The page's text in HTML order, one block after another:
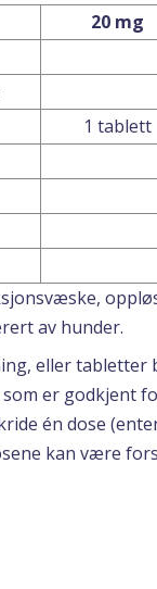
20 mg
1 tablett
av hunder.
eller tabletter
er godkjent
én dose
kan være